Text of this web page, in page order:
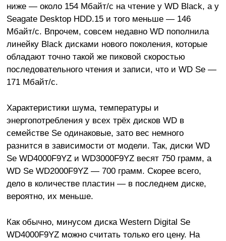
ниже — около 154 Мбайт/с на чтение у WD Black, а у
Seagate Desktop HDD.15 и того меньше — 146
Мбайт/с. Впрочем, совсем недавно WD пополнила
линейку Black дисками нового поколения, которые
обладают точно такой же пиковой скоростью
последовательного чтения и записи, что и WD Se —
171 Мбайт/с.
Характеристики шума, температуры и
энергопотребления у всех трёх дисков WD в
семействе Se одинаковые, зато вес немного
разнится в зависимости от модели. Так, диски WD
Se WD4000F9YZ и WD3000F9YZ весят 750 грамм, а
WD Se WD2000F9YZ — 700 грамм. Скорее всего,
дело в количестве пластин — в последнем диске,
вероятно, их меньше.
Как обычно, минусом диска Western Digital Se
WD4000F9YZ можно считать только его цену. На